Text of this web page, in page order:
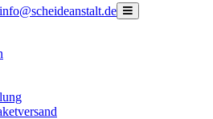
info@scheideanstalt.de